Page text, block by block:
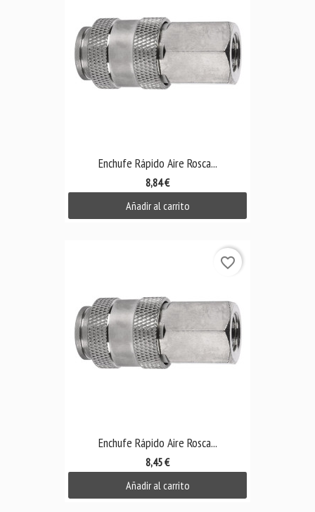
Enchufe Rápido Aire Rosca...
8,84 €
Añadir al carrito
Enchufe Rápido Aire Rosca...
8,45 €
Añadir al carrito
favorite_border